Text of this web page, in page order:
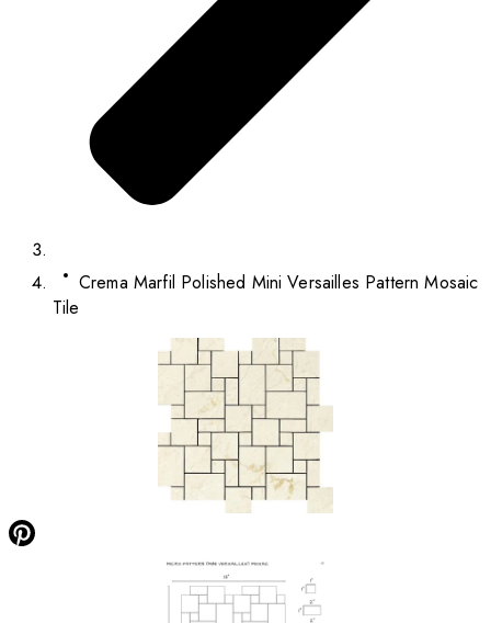
Crema Marfil Polished Mini Versailles Pattern Mosaic
Tile